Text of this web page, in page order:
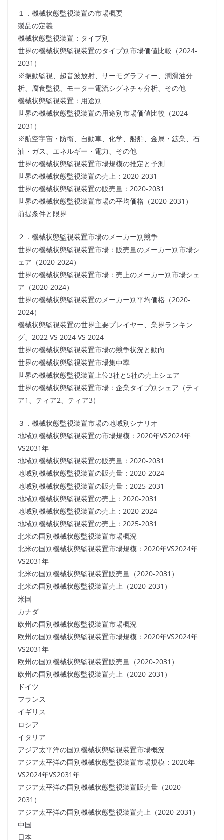
１．機械状態監視装置の市場概要
製品の定義
機械状態監視装置：タイプ別
世界の機械状態監視装置のタイプ別市場価値比較（2024-
2031）
※振動監視、超音波放射、サーモグラフィー、潤滑油分
析、腐食監視、モーター電流シグネチャ分析、その他
機械状態監視装置：用途別
世界の機械状態監視装置の用途別市場価値比較（2024-
2031）
※航空宇宙・防衛、自動車、化学、船舶、金属・鉱業、石
油・ガス、エネルギー・電力、その他
世界の機械状態監視装置市場規模の推定と予測
世界の機械状態監視装置の売上：2020-2031
世界の機械状態監視装置の販売量：2020-2031
世界の機械状態監視装置市場の平均価格（2020-2031）
前提条件と限界
２．機械状態監視装置市場のメーカー別競争
世界の機械状態監視装置市場：販売量のメーカー別市場シ
ェア（2020-2024）
世界の機械状態監視装置市場：売上のメーカー別市場シェ
ア（2020-2024）
世界の機械状態監視装置のメーカー別平均価格（2020-
2024）
機械状態監視装置の世界主要プレイヤー、業界ランキン
グ、2022 VS 2024 VS 2024
世界の機械状態監視装置市場の競争状況と動向
世界の機械状態監視装置市場集中率
世界の機械状態監視装置上位3社と5社の売上シェア
世界の機械状態監視装置市場：企業タイプ別シェア（ティ
ア1、ティア2、ティア3）
３．機械状態監視装置市場の地域別シナリオ
地域別機械状態監視装置の市場規模：2020年VS2024年
VS2031年
地域別機械状態監視装置の販売量：2020-2031
地域別機械状態監視装置の販売量：2020-2024
地域別機械状態監視装置の販売量：2025-2031
地域別機械状態監視装置の売上：2020-2031
地域別機械状態監視装置の売上：2020-2024
地域別機械状態監視装置の売上：2025-2031
北米の国別機械状態監視装置市場概況
北米の国別機械状態監視装置市場規模：2020年VS2024年
VS2031年
北米の国別機械状態監視装置販売量（2020-2031）
北米の国別機械状態監視装置売上（2020-2031）
米国
カナダ
欧州の国別機械状態監視装置市場概況
欧州の国別機械状態監視装置市場規模：2020年VS2024年
VS2031年
欧州の国別機械状態監視装置販売量（2020-2031）
欧州の国別機械状態監視装置売上（2020-2031）
ドイツ
フランス
イギリス
ロシア
イタリア
アジア太平洋の国別機械状態監視装置市場概況
アジア太平洋の国別機械状態監視装置市場規模：2020年
VS2024年VS2031年
アジア太平洋の国別機械状態監視装置販売量（2020-
2031）
アジア太平洋の国別機械状態監視装置売上（2020-2031）
中国
日本